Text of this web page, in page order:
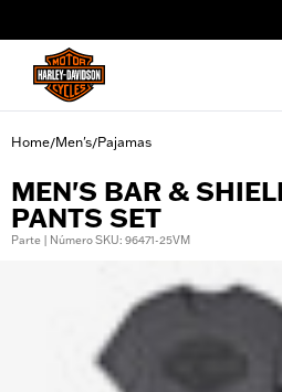
Home/Men's/Pajamas
MEN'S BAR &
PANTS SET
Parte | Número SKU: 96471-25VM